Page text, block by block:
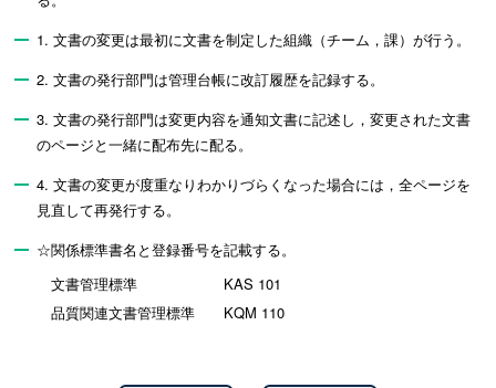
1. 文書の変更は最初に文書を制定した組織（チーム，課）が行う。
2. 文書の発行部門は管理台帳に改訂履歴を記録する。
3. 文書の発行部門は変更内容を通知文書に記述し，変更された文書
のページと一緒に配布先に配る。
4. 文書の変更が度重なりわかりづらくなった場合には，全ページを
見直して再発行する。
☆関係標準書名と登録番号を記載する。
文書管理標準 KAS 101
品質関連文書管理標準 KQM 110